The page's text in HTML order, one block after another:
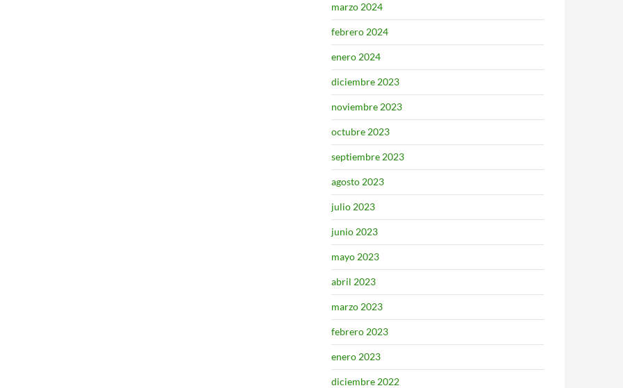
marzo 2024
febrero 2024
enero 2024
diciembre 2023
noviembre 2023
octubre 2023
septiembre 2023
agosto 2023
julio 2023
junio 2023
mayo 2023
abril 2023
marzo 2023
febrero 2023
enero 2023
diciembre 2022